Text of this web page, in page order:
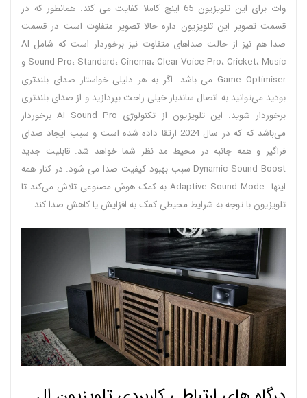
وات برای این تلویزیون 65 اینچ کاملا کفایت می کند. همانطور که در
قسمت تصویر این تلویزیون داره حالا تصویر متفاوت است در قسمت
صدا هم نیز از حالت صداهای متفاوت نیز برخوردار است که شامل AI
Sound Pro، Standard، Cinema، Clear Voice Pro، Cricket، Music و
Game Optimiser می باشد. اگر به هر دلیلی خواستار صدای بلندتری
بودید می‌توانید به اتصال ساندبار خیلی راحت بپردازید و از صدای بلندتری
برخوردار شوید. این تلویزیون از تکنولوژی AI Sound Pro برخوردار
می‌باشد که که در سال 2024 ارتقا داده شده است و سبب ایجاد صدای
فراگیر و همه جانبه در محیط مد نظر شما خواهد شد. قابلیت جدید
Dynamic Sound Boost سبب بهبود کیفیت صدا می شود. در کنار همه
اینها Adaptive Sound Mode به کمک هوش مصنوعی تلاش می‌کند تا
تلویزیون با توجه به شرایط محیطی کمک به افزایش یا کاهش صدا کند.